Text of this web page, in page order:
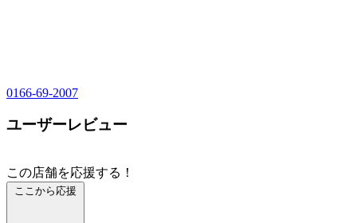
0166-69-2007
ユーザーレビュー
この店舗を応援する！
ここから応援